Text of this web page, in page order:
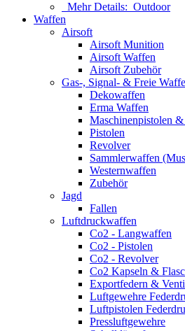
Mehr Details: Outdoor
Waffen
Airsoft
Airsoft Munition
Airsoft Waffen
Airsoft Zubehör
Gas-, Signal- & Freie
Dekowaffen
Erma Waffen
Maschinenpistolen
Pistolen
Revolver
Sammlerwaffen
Westernwaffen
Zubehör
Jagd
Fallen
Luftdruckwaffen
Co2 - Langwaffen
Co2 - Pistolen
Co2 - Revolver
Co2 Kapseln &
Exportfedern &
Luftgewehre
Luftpistolen
Pressluftgewehre